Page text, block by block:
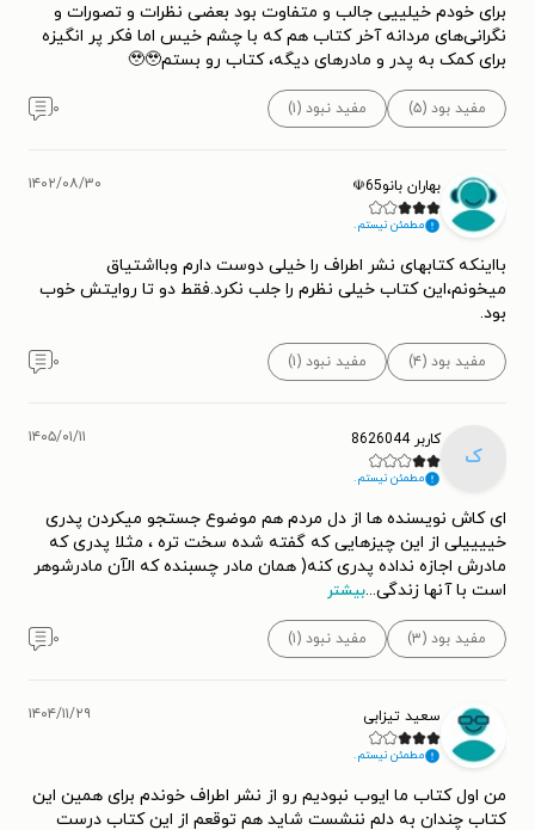
برای خودم خیلییی جالب و متفاوت بود بعضی نظرات و تصورات و
نگرانی‌های مردانه آخر کتاب هم که با چشم خیس اما فکر پر انگیزه
برای کمک به پدر و مادرهای دیگه، کتاب رو بستم🥹🥹
مفید بود (۵) مفید نبود (۱) ۰
بهاران بانو65☫
مطمئن نیستم.
۱۴۰۲/۰۸/۳۰
بااینکه کتابهای نشر اطراف را خیلی دوست دارم وبااشتیاق
میخونم،این کتاب خیلی نظرم را جلب نکرد.فقط دو تا روایتش خوب
بود.
مفید بود (۴) مفید نبود (۱) ۰
ک
کاربر 8626044
مطمئن نیستم.
۱۴۰۵/۰۱/۱۱
ای کاش نویسنده ها از دل مردم هم موضوع جستجو میکردن پدری
خییییلی از این چیزهایی که گفته شده سخت تره ، مثلا پدری که
مادرش اجازه نداده پدری کنه( همان مادر چسبنده که الآن مادرشوهر
است با آنها زندگی...بیشتر
مفید بود (۳) مفید نبود (۱) ۰
سعید تیزابی
مطمئن نیستم.
۱۴۰۴/۱۱/۲۹
من اول کتاب ما ایوب نبودیم رو از نشر اطراف خوندم برای همین این
کتاب چندان به دلم ننشست شاید هم توقعم از این کتاب درست